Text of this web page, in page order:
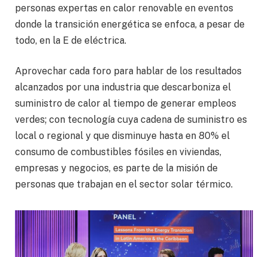
personas expertas en calor renovable en eventos
donde la transición energética se enfoca, a pesar de
todo, en la E de eléctrica.
Aprovechar cada foro para hablar de los resultados
alcanzados por una industria que descarboniza el
suministro de calor al tiempo de generar empleos
verdes; con tecnología cuya cadena de suministro es
local o regional y que disminuye hasta en 80% el
consumo de combustibles fósiles en viviendas,
empresas y negocios, es parte de la misión de
personas que trabajan en el sector solar térmico.